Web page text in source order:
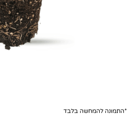
*התמונה להמחשה בלבד